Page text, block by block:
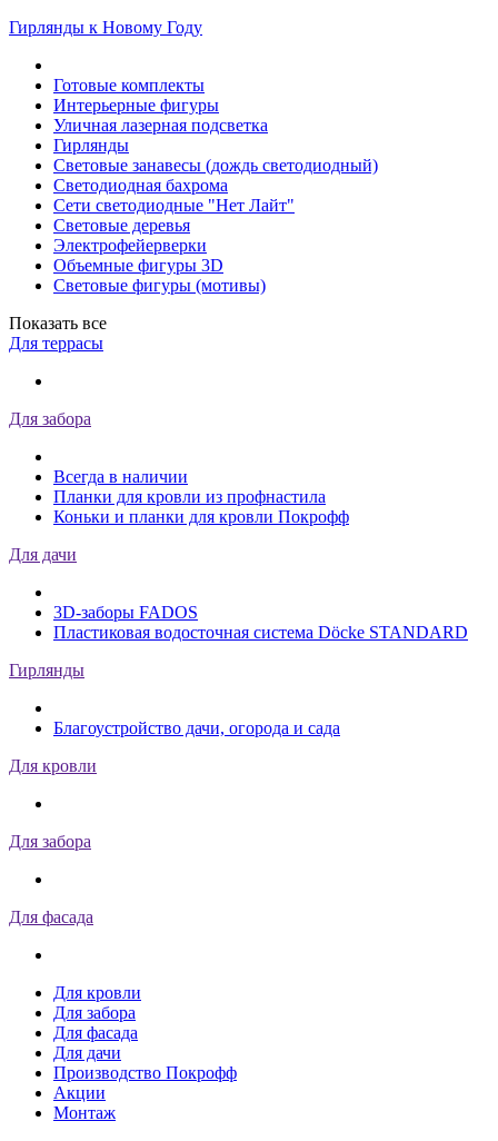
Гирлянды к Новому Году
Готовые комплекты
Интерьерные фигуры
Уличная лазерная подсветка
Гирлянды
Световые занавесы (дождь светодиодный)
Светодиодная бахрома
Сети светодиодные "Нет Лайт"
Световые деревья
Электрофейерверки
Объемные фигуры 3D
Световые фигуры (мотивы)
Показать все
Для террасы
Для забора
Всегда в наличии
Планки для кровли из профнастила
Коньки и планки для кровли Покрофф
Для дачи
3D-заборы FADOS
Пластиковая водосточная система Döcke STANDARD
Гирлянды
Благоустройство дачи, огорода и сада
Для кровли
Для забора
Для фасада
Для кровли
Для забора
Для фасада
Для дачи
Производство Покрофф
Акции
Монтаж